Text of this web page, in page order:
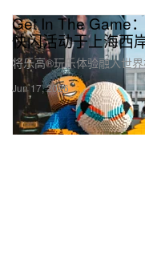
Get In The Game
快闪活动于上海西
将乐高®玩乐体验融入世
Jun 17, 2026